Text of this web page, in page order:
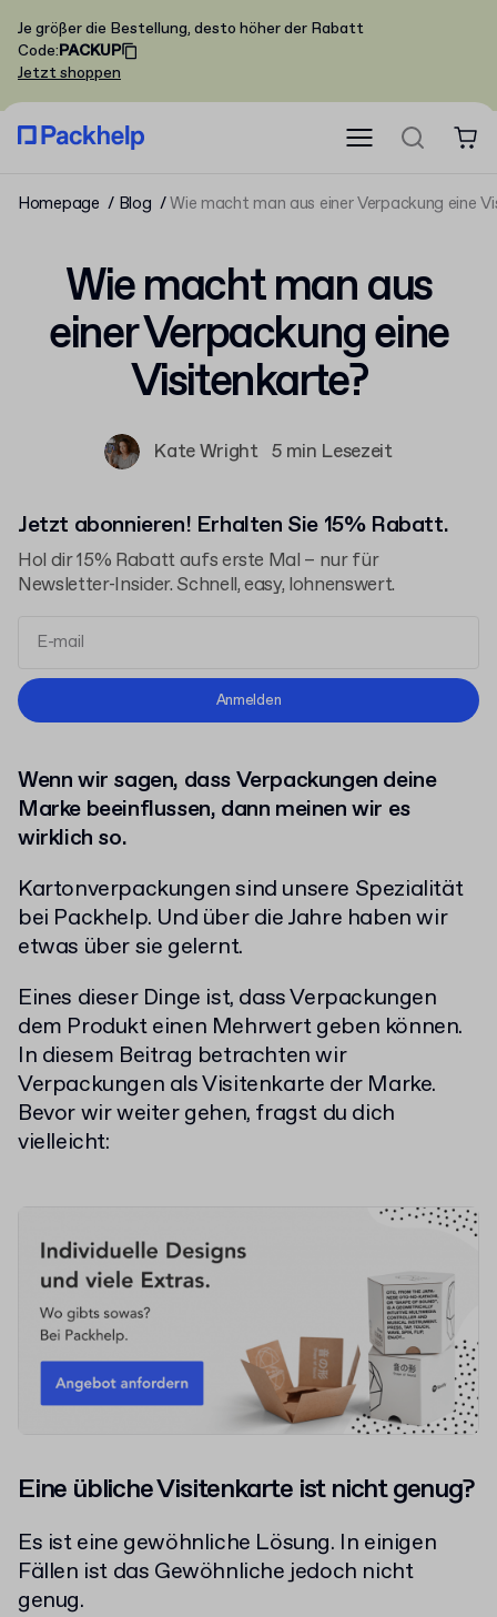
Je größer die Bestellung, desto höher der Rabatt
Code:PACKUP
Jetzt shoppen
Homepage Blog Wie macht man aus einer Verpackung eine
Wie macht man aus
einer Verpackung eine
Visitenkarte?
Kate Wright 5 min Lesezeit
Jetzt abonnieren! Erhalten Sie 15% Rabatt.
Hol dir 15% Rabatt aufs erste Mal – nur für
Newsletter-Insider. Schnell, easy, lohnenswert.
Allgemeinen Geschäftsbedingungen
Anmelden
Wenn wir sagen, dass Verpackungen deine
Marke beeinflussen, dann meinen wir es
wirklich so.
Kartonverpackungen sind unsere Spezialität
bei Packhelp. Und über die Jahre haben wir
etwas über sie gelernt.
Eines dieser Dinge ist, dass Verpackungen
dem Produkt einen Mehrwert geben können.
In diesem Beitrag betrachten wir
Verpackungen als Visitenkarte der Marke.
Bevor wir weiter gehen, fragst du dich
vielleicht:
Eine übliche Visitenkarte ist nicht genug?
Es ist eine gewöhnliche Lösung. In einigen
Fällen ist das Gewöhnliche jedoch nicht
genug.